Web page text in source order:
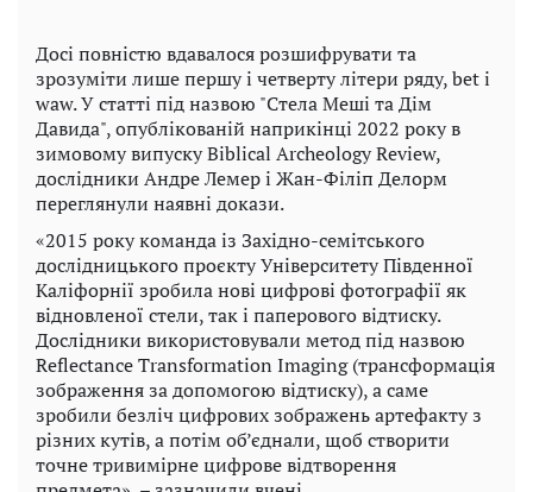
Досі повністю вдавалося розшифрувати та
зрозуміти лише першу і четверту літери ряду, bet і
waw. У статті під назвою "Стела Меші та Дім
Давида", опублікованій наприкінці 2022 року в
зимовому випуску Biblical Archeology Review,
дослідники Андре Лемер і Жан-Філіп Делорм
переглянули наявні докази.
«2015 року команда із Західно-семітського
дослідницького проєкту Університету Південної
Каліфорнії зробила нові цифрові фотографії як
відновленої стели, так і паперового відтиску.
Дослідники використовували метод під назвою
Reflectance Transformation Imaging (трансформація
зображення за допомогою відтиску), а саме
зробили безліч цифрових зображень артефакту з
різних кутів, а потім об’єднали, щоб створити
точне тривимірне цифрове відтворення